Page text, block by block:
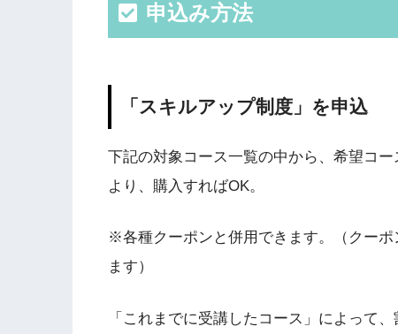
申込み方法
「スキルアップ制度」を申込
下記の対象コース一覧の中から、希望コ
より、購入すればOK。
※各種クーポンと併用できます。（クー
ます）
「これまでに受講したコース」によって